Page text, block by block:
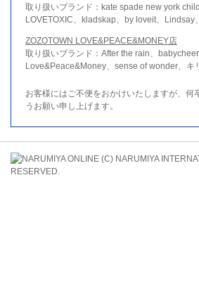
取り扱いブランド：kate spade new york
LOVETOXIC、kladskap、by loveit、Lindsay
ZOZOTOWN LOVE&PEACE&MONEY店
取り扱いブランド：After the rain、babycheer
Love&Peace&Money、sense of wonder、キ
お客様にはご不便をおかけいたしますが、何
うお願い申し上げます。